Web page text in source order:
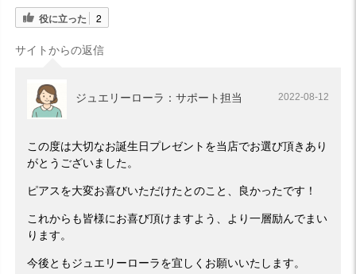
役に立った 2
サイトからの返信
ジュエリーローラ：サポート担当 2022-08-12
この度は大切なお誕生日プレゼントを当店でお選び頂きあり
がとうございました。
ピアスを大変お喜びいただけたとのこと、良かったです！
これからも皆様にお喜び頂けますよう、より一層励んでまい
ります。
今後ともジュエリーローラを宜しくお願いいたします。